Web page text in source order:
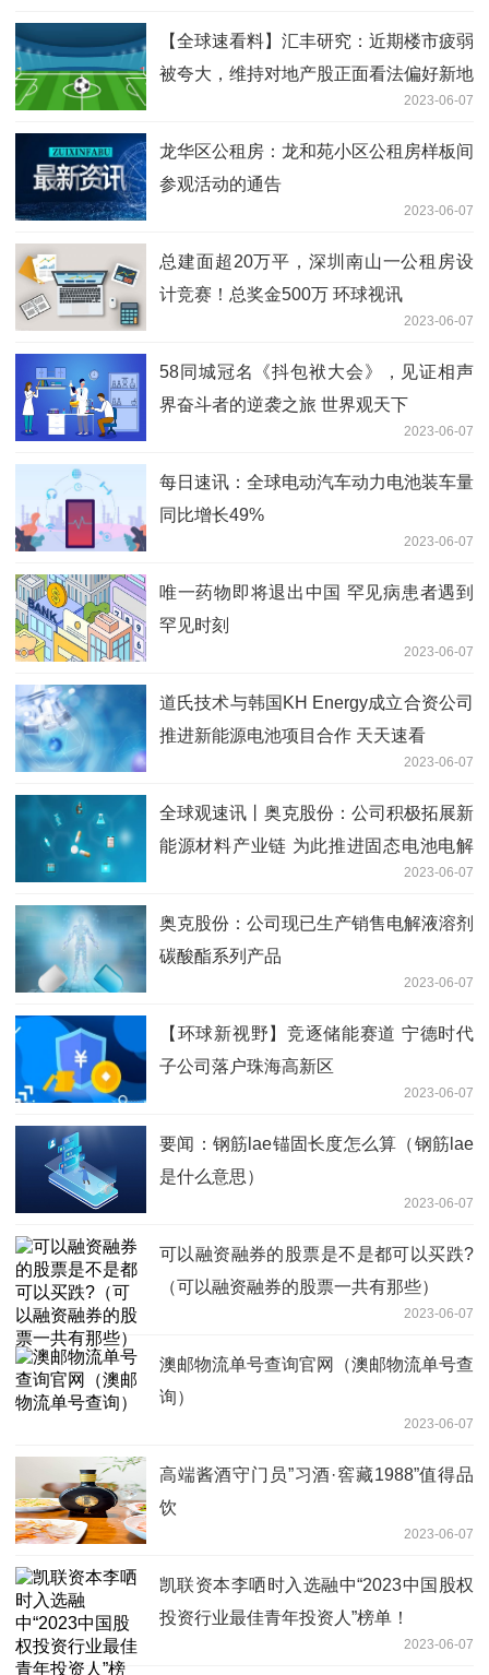
【全球速看料】汇丰研究：近期楼市疲弱
被夸大，维持对地产股正面看法偏好新地
2023-06-07
龙华区公租房：龙和苑小区公租房样板间
参观活动的通告
2023-06-07
总建面超20万平，深圳南山一公租房设
计竞赛！总奖金500万 环球视讯
2023-06-07
58同城冠名《抖包袱大会》，见证相声
界奋斗者的逆袭之旅 世界观天下
2023-06-07
每日速讯：全球电动汽车动力电池装车量
同比增长49%
2023-06-07
唯一药物即将退出中国 罕见病患者遇到
罕见时刻
2023-06-07
道氏技术与韩国KH Energy成立合资公司
推进新能源电池项目合作 天天速看
2023-06-07
全球观速讯丨奥克股份：公司积极拓展新
能源材料产业链 为此推进固态电池电解
2023-06-07
奥克股份：公司现已生产销售电解液溶剂
碳酸酯系列产品
2023-06-07
【环球新视野】竞逐储能赛道 宁德时代
子公司落户珠海高新区
2023-06-07
要闻：钢筋lae锚固长度怎么算（钢筋lae
是什么意思）
2023-06-07
可以融资融券的股票是不是都可以买跌?
（可以融资融券的股票一共有那些）
2023-06-07
澳邮物流单号查询官网（澳邮物流单号查
询）
2023-06-07
高端酱酒守门员”习酒·窖藏1988”值得品
饮
2023-06-07
凯联资本李哂时入选融中“2023中国股权
投资行业最佳青年投资人”榜单！
2023-06-07